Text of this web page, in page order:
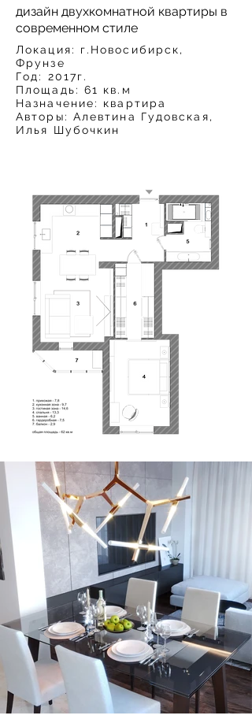
дизайн двухкомнатной квартиры в
современном стиле
Локация: г.Новосибирск,
Фрунзе
Год: 2017г.
Площадь: 61 кв.м
Назначение: квартира
Авторы: Алевтина Гудовская,
Илья Шубочкин